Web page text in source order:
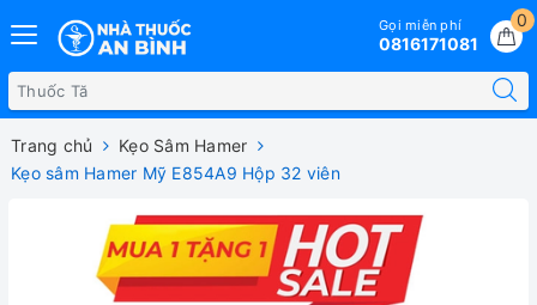
0
Gọi miễn phí
0816171081
Trang chủ
Kẹo Sâm Hamer
Kẹo sâm Hamer Mỹ E854A9 Hộp 32 viên